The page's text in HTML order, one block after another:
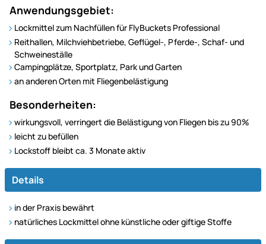
Anwendungsgebiet:
Lockmittel zum Nachfüllen für FlyBuckets Professional
Reithallen, Milchviehbetriebe, Geflügel-, Pferde-, Schaf- und
Schweineställe
Campingplätze, Sportplatz, Park und Garten
an anderen Orten mit Fliegenbelästigung
Besonderheiten:
wirkungsvoll, verringert die Belästigung von Fliegen bis zu 90%
leicht zu befüllen
Lockstoff bleibt ca. 3 Monate aktiv
Details
in der Praxis bewährt
natürliches Lockmittel ohne künstliche oder giftige Stoffe